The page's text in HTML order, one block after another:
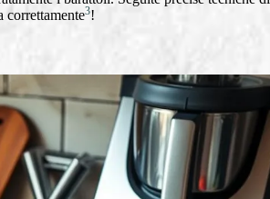
correttamente3!